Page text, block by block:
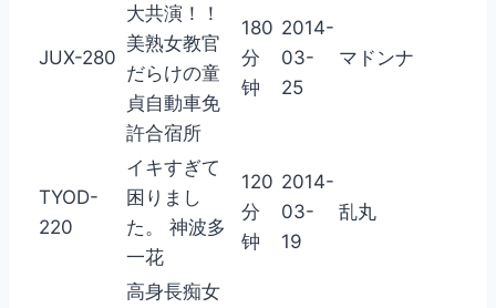
JUX-280
大共演！！
美熟女教官
だらけの童
貞自動車免
許合宿所
180
分
钟
2014-
03-
25
マドンナ
TYOD-
220
イキすぎて
困りまし
た。 神波多
一花
120
分
钟
2014-
03-
19
乱丸
高身長痴女